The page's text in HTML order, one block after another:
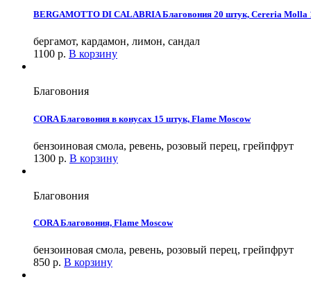
BERGAMOTTO DI CALABRIA Благовония 20 штук, Cereria Molla
бергамот, кардамон, лимон, сандал
1100 р. В корзину
Благовония
CORA Благовония в конусах 15 штук, Flame Moscow
бензоиновая смола, ревень, розовый перец, грейпфрут
1300 р. В корзину
Благовония
CORA Благовония, Flame Moscow
бензоиновая смола, ревень, розовый перец, грейпфрут
850 р. В корзину